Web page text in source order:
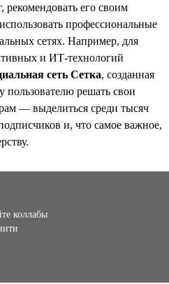
рекомендовать его своим
профессиональные
сетях. Например, для
и ИТ-технологий
сеть Сетка, созданная
пользователю решать свои
— выделиться среди тысяч
и, что самое важное,
коллабы